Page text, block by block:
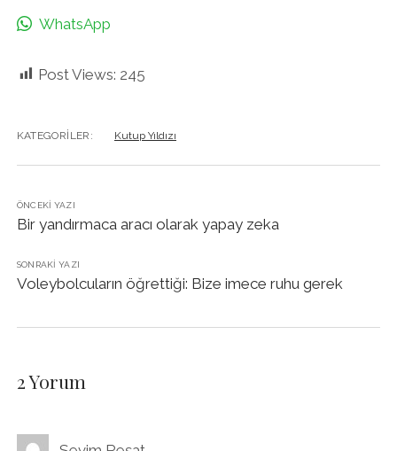
WhatsApp
Post Views: 245
KATEGORILER: Kutup Yıldızı
ÖNCEKI YAZI
Bir yandırmaca aracı olarak yapay zeka
SONRAKI YAZI
Voleybolcuların öğrettiği: Bize imece ruhu gerek
2 Yorum